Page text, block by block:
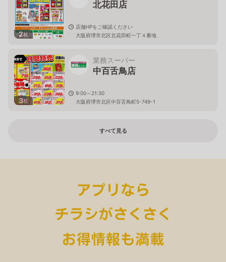
2枚
北花田店
店舗HPをご確認ください
大阪府堺市北区北花田町一丁４番地
3枚
業務スーパー
中百舌鳥店
9:00～21:30
大阪府堺市北区中百舌鳥町5-749-1
すべて見る